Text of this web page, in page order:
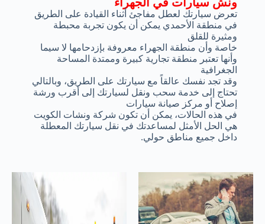
تعرض سيارتك لعطل مفاجئ أثناء القيادة على الطريق
في منطقة الأحمدي يمكن أن يكون تجربة محبطة
ومثيرة للقلق
خاصة وأن منطقة الجهراء معروفة بإزدحامها لا سيما
وأنها تعتبر منطقة تجارية كبيرة وممتدة المساحة
الجغرافية
وقد تجد نفسك عالقاً مع سيارتك على الطريق، وبالتالي
تحتاج إلى خدمة سحب ونقل لسيارتك إلى أقرب ورشة
إصلاح أو مركز صيانة سيارات
في هذه الحالات، يمكن أن تكون شركة ونشات الكويت
هي الحل الأمثل لمساعدتك في نقل سيارتك المعطلة
داخل جميع مناطق حولي.